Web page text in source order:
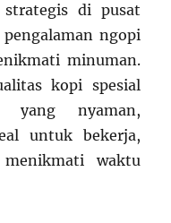
strategis di pusat
ngopi
minuman.
kopi spesial
yang nyaman,
untuk bekerja,
waktu